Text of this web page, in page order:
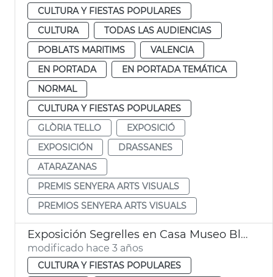
CULTURA Y FIESTAS POPULARES
CULTURA
TODAS LAS AUDIENCIAS
POBLATS MARITIMS
VALENCIA
EN PORTADA
EN PORTADA TEMÁTICA
NORMAL
CULTURA Y FIESTAS POPULARES
GLÒRIA TELLO
EXPOSICIÓ
EXPOSICIÓN
DRASSANES
ATARAZANAS
PREMIS SENYERA ARTS VISUALS
PREMIOS SENYERA ARTS VISUALS
Exposición Segrelles en Casa Museo Blasco Ibáñez
modificado hace 3 años
CULTURA Y FIESTAS POPULARES